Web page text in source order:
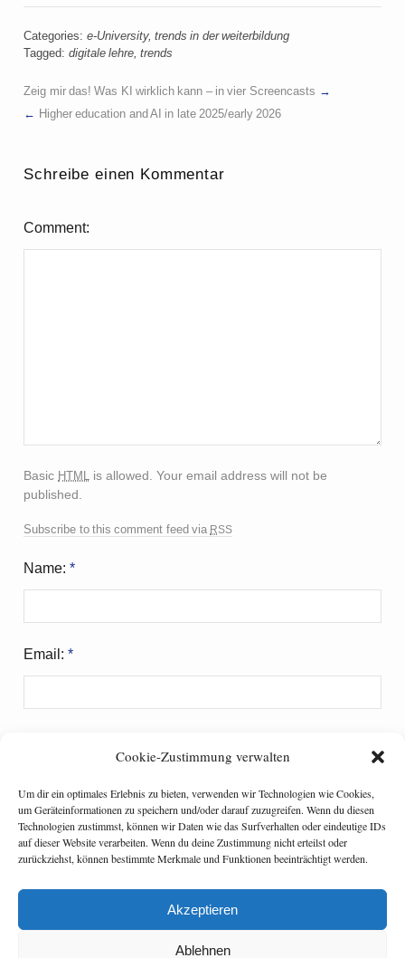
Cookie-Zustimmung verwalten
Um dir ein optimales Erlebnis zu bieten, verwenden wir Technologien wie Cookies,
um Geräteinformationen zu speichern und/oder darauf zuzugreifen. Wenn du diesen
Technologien zustimmst, können wir Daten wie das Surfverhalten oder eindeutige IDs
auf dieser Website verarbeiten. Wenn du deine Zustimmung nicht erteilst oder
zurückziehst, können bestimmte Merkmale und Funktionen beeinträchtigt werden.
Akzeptieren
Ablehnen
Categories: e-University,trends in der weiterbildung
Tagged: digitale lehre,trends
Zeig mir das! Was KI wirklich kann – in vier Screencasts
Higher education and AI in late 2025/early 2026
Schreibe einen Kommentar
Comment
Basic html is allowed. Your email address will not be
published.
Subscribe to this comment feed via rss
Name:*
Email:*
Meinen Namen, meine E-Mail-Adresse und meine
Website in diesem Browser für die nächste